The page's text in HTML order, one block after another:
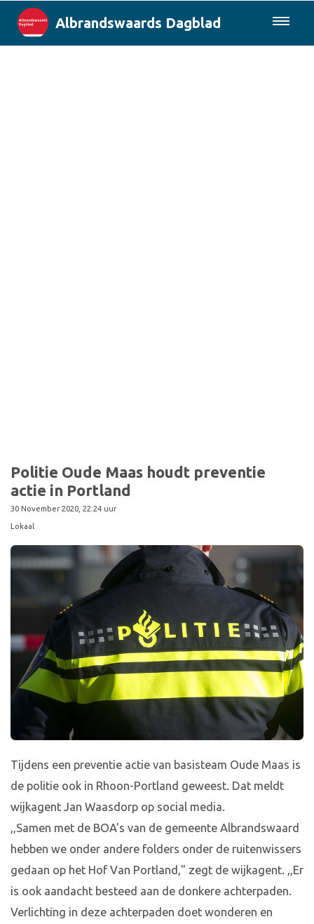
Albrandswaards Dagblad
Politie Oude Maas houdt preventie
actie in Portland
30 November 2020, 22:24 uur
Lokaal
Tijdens een preventie actie van basisteam Oude Maas is
de politie ook in Rhoon-Portland geweest. Dat meldt
wijkagent Jan Waasdorp op social media.
,,Samen met de BOA's van de gemeente Albrandswaard
hebben we onder andere folders onder de ruitenwissers
gedaan op het Hof Van Portland," zegt de wijkagent. ,,Er
is ook aandacht besteed aan de donkere achterpaden.
Verlichting in deze achterpaden doet wonderen en